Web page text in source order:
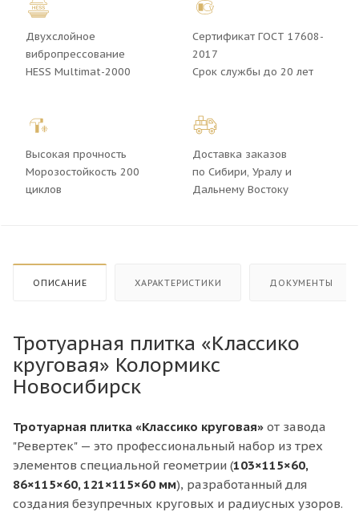
Двухслойное
вибропрессование
HESS Multimat-2000
Сертификат ГОСТ 17608-
2017
Срок службы до 20 лет
Высокая прочность
Морозостойкость 200
циклов
Доставка заказов
по Сибири, Уралу и
Дальнему Востоку
ОПИСАНИЕ ХАРАКТЕРИСТИКИ ДОКУМЕНТЫ
Тротуарная плитка «Классико
круговая» Колормикс
Новосибирск
Тротуарная плитка «Классико круговая» от завода
"Ревертек" — это профессиональный набор из трех
элементов специальной геометрии (103×115×60,
86×115×60, 121×115×60 мм), разработанный для
создания безупречных круговых и радиусных узоров.